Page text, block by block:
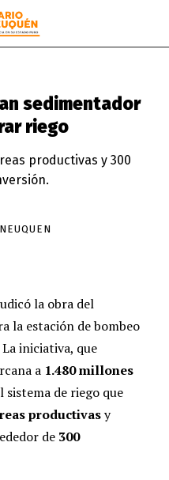
sedimentador
riego
productivas y 300
la obra del
la estación de bombeo
iniciativa, que
a 1.480 millones
de riego que
productivasy
de 300